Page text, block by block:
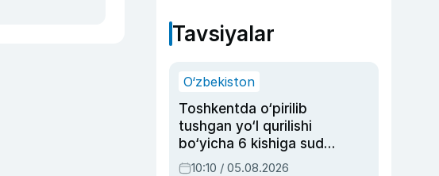
Tavsiyalar
O‘zbekiston
Toshkentda o‘pirilib
tushgan yo‘l qurilishi
bo‘yicha 6 kishiga sud
hukmi o‘qildi
10:10 / 05.08.2026